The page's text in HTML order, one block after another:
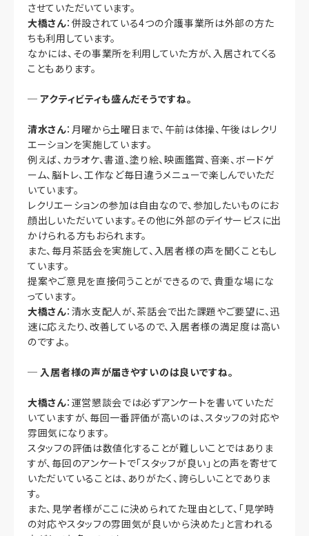
させていただいています。
大橋さん：併設されている4つの介護事業所は外部の方た
ちも利用しています。
なかには、その事業所を利用していた方が、入居されてくる
こともあります。
─アクティビティも盛んだそうですね。
清水さん：月曜から土曜日まで、午前は体操、午後はレクリ
エーションを実施しています。
例えば、カラオケ、書道、塗り絵、映画鑑賞、音楽、ボードゲ
ーム、脳トレ、工作など毎日違うメニューで楽しんでいただ
いています。
レクリエーションの参加は自由なので、参加したいものにお
顔出しいただいています。その他に外部のデイサービスに出
かけられる方もおられます。
また、毎月茶話会を実施して、入居者様の声を聞くこともし
ています。
提案やご意見を直接伺うことができるので、貴重な場にな
っています。
大橋さん：清水支配人が、茶話会で出た課題やご要望に、迅
速に応えたり、改善しているので、入居者様の満足度は高い
のですよ。
─ 入居者様の声が届きやすいのは良いですね。
大橋さん：運営懇談会では必ずアンケートを書いていただ
いていますが、毎回一番評価が高いのは、スタッフの対応や
雰囲気になります。
スタッフの評価は数値化することが難しいことではありま
すが、毎回のアンケートで「スタッフが良い」との声を寄せて
いただいていることは、ありがたく、誇らしいことでありま
す。
また、見学者様がここに決められてた理由として、「見学時
の対応やスタッフの雰囲気が良いから決めた」と言われる